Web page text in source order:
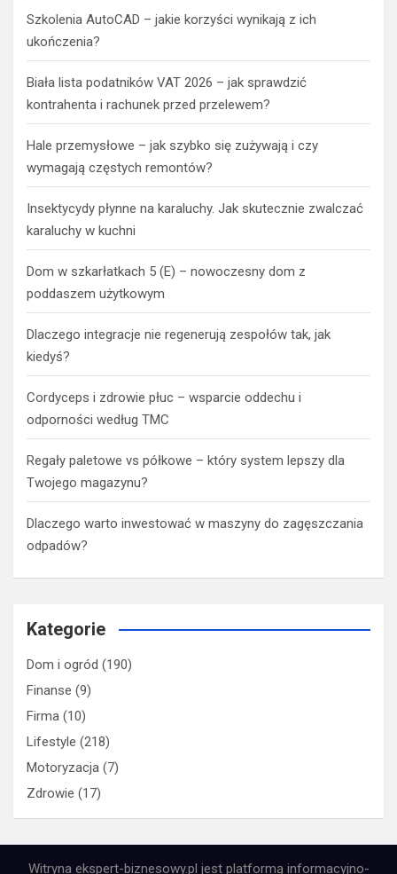
Szkolenia AutoCAD – jakie korzyści wynikają z ich
ukończenia?
Biała lista podatników VAT 2026 – jak sprawdzić
kontrahenta i rachunek przed przelewem?
Hale przemysłowe – jak szybko się zużywają i czy
wymagają częstych remontów?
Insektycydy płynne na karaluchy. Jak skutecznie zwalczać
karaluchy w kuchni
Dom w szkarłatkach 5 (E) – nowoczesny dom z
poddaszem użytkowym
Dlaczego integracje nie regenerują zespołów tak, jak
kiedyś?
Cordyceps i zdrowie płuc – wsparcie oddechu i
odporności według TMC
Regały paletowe vs półkowe – który system lepszy dla
Twojego magazynu?
Dlaczego warto inwestować w maszyny do zagęszczania
odpadów?
Kategorie
Dom i ogród (190)
Finanse (9)
Firma (10)
Lifestyle (218)
Motoryzacja (7)
Zdrowie (17)
Witryna ekspert-biznesowy.pl jest platformą informacyjno-